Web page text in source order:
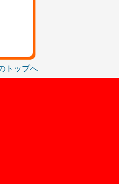
トップへ